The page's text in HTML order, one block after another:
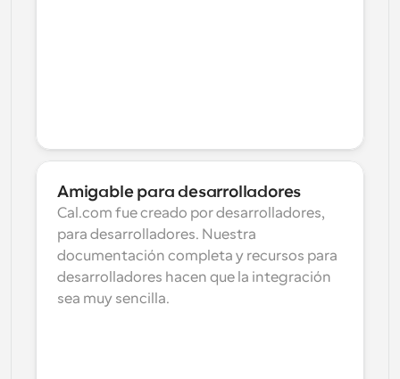
Amigable para desarrolladores
Cal.com fue creado por desarrolladores,
para desarrolladores. Nuestra
documentación completa y recursos para
desarrolladores hacen que la integración
sea muy sencilla.